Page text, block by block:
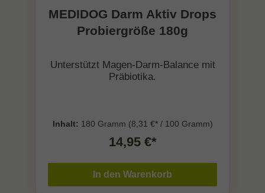
MEDIDOG Darm Aktiv Drops
Probiergröße 180g
Unterstützt Magen-Darm-Balance mit
Präbiotika.
Inhalt: 180 Gramm (8,31 €* / 100 Gramm)
14,95 €*
In den Warenkorb